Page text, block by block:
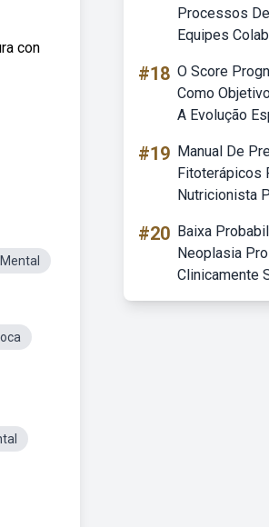
con
Processos
Equipes
#18 O Score
Como
A Evolução
#19 Manual De
Fitoterápicos
Nutricionista
#20 Baixa
Neoplasia
Clinicamente